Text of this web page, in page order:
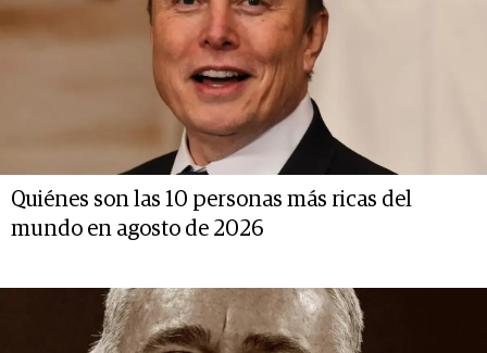
Quiénes son las 10 personas más ricas del
mundo en agosto de 2026